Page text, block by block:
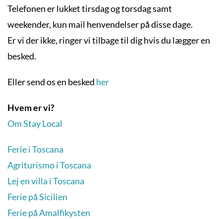
Telefonen er lukket tirsdag og torsdag samt
weekender, kun mail henvendelser på disse dage.
Er vi der ikke, ringer vi tilbage til dig hvis du lægger en
besked.
Eller send os en besked her
Hvem er vi?
Om Stay Local
Ferie i Toscana
Agriturismo i Toscana
Lej en villa i Toscana
Ferie på Sicilien
Ferie på Amalfikysten